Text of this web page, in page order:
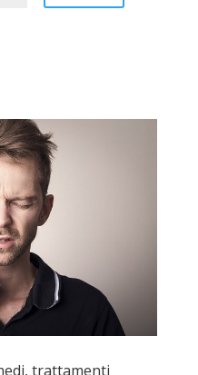
trattamenti